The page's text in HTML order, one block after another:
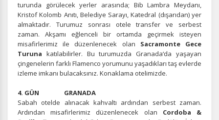
turunda görülecek yerler arasında; Bib Lambra Meydanı,
Kristof Kolomb Anıtı, Belediye Sarayı, Katedral (dışarıdan) yer
almaktadır. Turumuz sonrası otele transfer ve serbest
zaman. Akşamı eğlenceli bir ortamda geçirmek isteyen
misafirlerimiz ile düzenlenecek olan Sacramonte Gece
Turuna katılabilirler. Bu turumuzda Granada‘da yaşayan
çingenelerin farklı Flamenco yorumunu yaşadıkları taş evlerde
izleme imkanı bulacaksınız. Konaklama otelimizde.
4. GÜN GRANADA
Sabah otelde alınacak kahvaltı ardından serbest zaman.
Ardından misafirlerimiz düzenlenecek olan Cordoba &